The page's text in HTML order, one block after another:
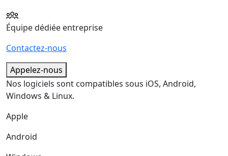
Équipe dédiée entreprise
Contactez-nous
Appelez-nous
Nos logiciels sont compatibles sous iOS, Android,
Windows & Linux.
Apple
Android